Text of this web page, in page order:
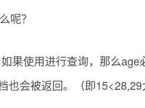
呢？
使用进行查询，那么age
会被返回。（即15<28,29